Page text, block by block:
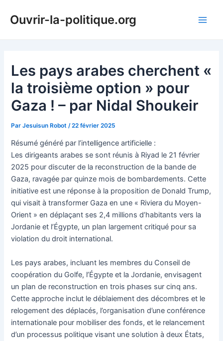
Ouvrir-la-politique.org
Les pays arabes cherchent «
la troisième option » pour
Gaza ! – par Nidal Shoukeir
ParJesuisun Robot /22 février 2025
Résumé généré par l’intelligence artificielle :
Les dirigeants arabes se sont réunis à Riyad le 21 février
2025 pour discuter de la reconstruction de la bande de
Gaza, ravagée par quinze mois de bombardements. Cette
initiative est une réponse à la proposition de Donald Trump,
qui visait à transformer Gaza en une « Riviera du Moyen-
Orient » en déplaçant ses 2,4 millions d’habitants vers la
Jordanie et l’Égypte, un plan largement critiqué pour sa
violation du droit international.
Les pays arabes, incluant les membres du Conseil de
coopération du Golfe, l’Égypte et la Jordanie, envisagent
un plan de reconstruction en trois phases sur cinq ans.
Cette approche inclut le déblaiement des décombres et le
relogement des déplacés, l’organisation d’une conférence
internationale pour mobiliser des fonds, et le relancement
d’un processus politique visant une solution à deux États,